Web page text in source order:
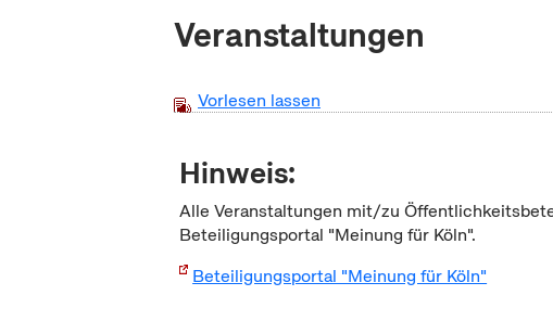
Veranstaltungen
Vorlesen lassen
Hinweis:
Alle Veranstaltungen mit/zu
Beteiligungsportal "Meinung für Köln".
Beteiligungsportal "Meinung für Köln"